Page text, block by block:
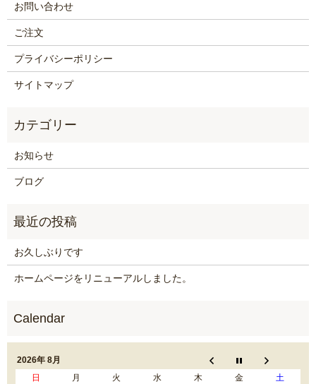
お問い合わせ
ご注文
プライバシーポリシー
サイトマップ
お知らせ
ブログ
お久しぶりです
ホームページをリニューアルしました。
2026年 8月
日
月 火 水 木 金
土